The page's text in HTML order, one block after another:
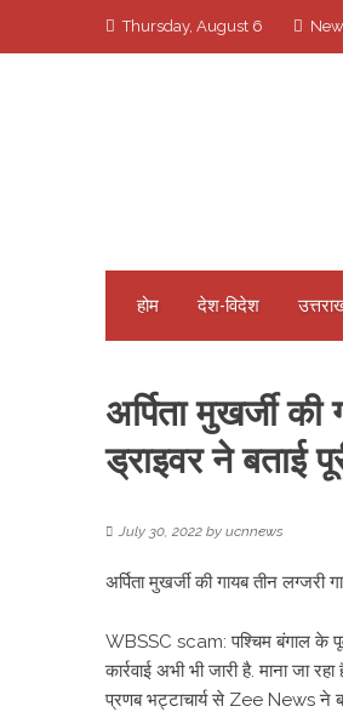
Thursday, August 6
होम देश-विदेश
अर्पिता मुखर्जी
ड्राइवर ने बताई
July 30, 2022 by ucnnews
अर्पिता मुखर्जी की गायब तीन
WBSSC scam: पश्चिम बंगाल के पूर्व
कार्रवाई अभी भी जारी है. माना जा
प्रणब भट्टाचार्य से Zee News ने